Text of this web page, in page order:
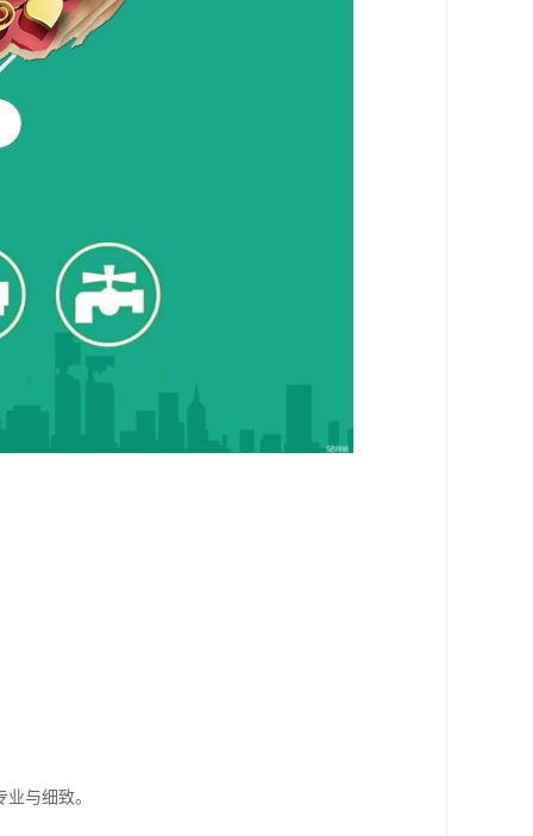
与细致。